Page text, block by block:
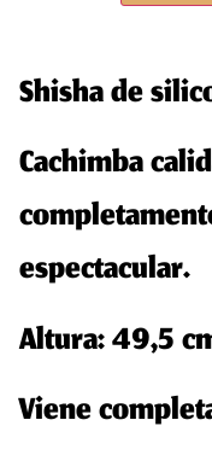
Shisha de
Cachimba
espectacular.
Altura: 49,5
Viene